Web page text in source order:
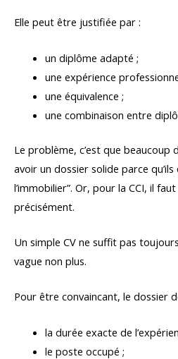
Elle peut être justifiée par :
un diplôme adapté ;
une expérience
une équivalence ;
une combinaison entre
Le problème, c’est que beaucoup
avoir un dossier solide parce
l’immobilier”. Or, pour la CCI, il
précisément.
Un simple CV ne suffit pas
vague non plus.
Pour être convaincant, le dossier
la durée exacte de
le poste occupé ;